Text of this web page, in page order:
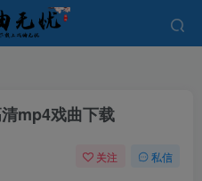
mp4戏曲下载
关注 私信